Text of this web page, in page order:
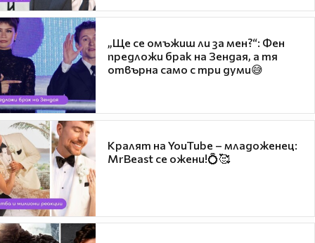
„Ще се омъжиш ли за мен?“: Фен
предложи брак на Зендая, а тя
отвърна само с три думи😅
Кралят на YouTube – младоженец:
MrBeast се ожени!💍🥰